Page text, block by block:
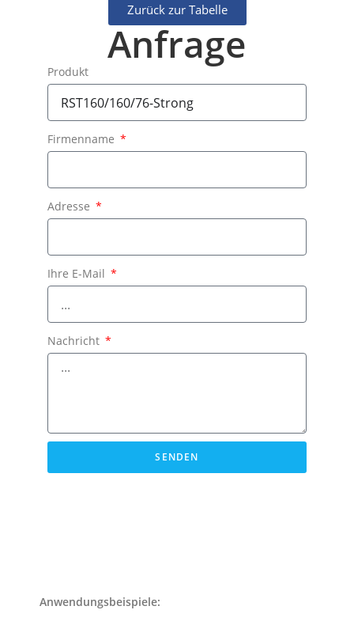
Zurück zur Tabelle
Anfrage
Produkt
Firmenname
Adresse
Ihre E-Mail
Nachricht
SENDEN
Anwendungsbeispiele: